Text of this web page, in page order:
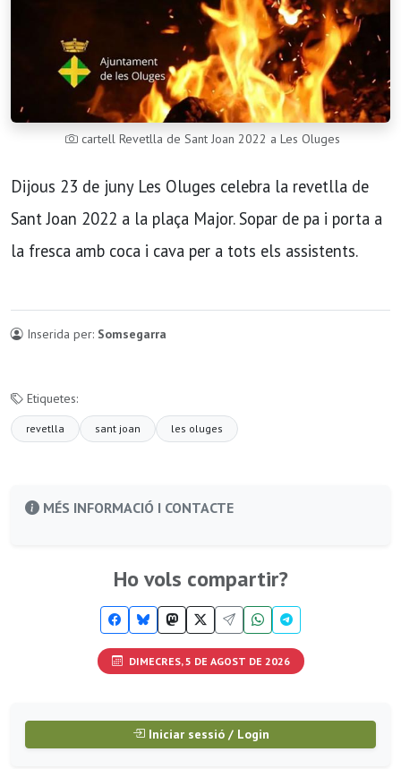
cartell Revetlla de Sant Joan 2022 a Les Oluges
Dijous 23 de juny Les Oluges celebra la revetlla de
Sant Joan 2022 a la plaça Major. Sopar de pa i porta a
la fresca amb coca i cava per a tots els assistents.
Inserida per: Somsegarra
Etiquetes:
revetlla sant joan les oluges
MÉS INFORMACIÓ I CONTACTE
Ho vols compartir?
DIMECRES, 5 DE AGOST DE 2026
Iniciar sessió / Login